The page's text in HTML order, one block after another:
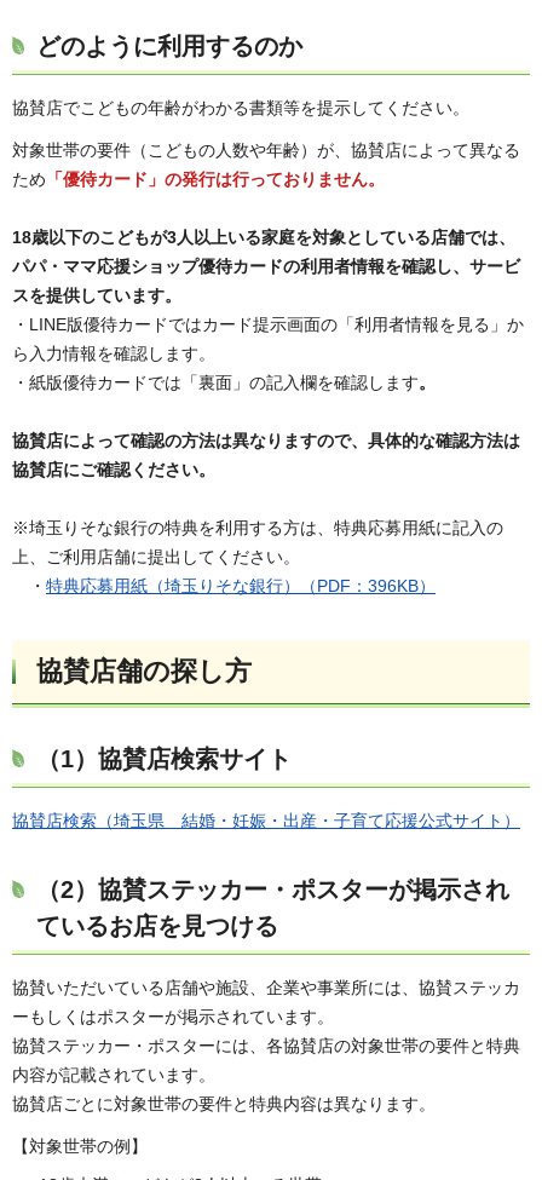
どのように利用するのか
協賛店でこどもの年齢がわかる書類等を提示してください。
対象世帯の要件（こどもの人数や年齢）が、協賛店によって異なる
ため 「優待カード」の発行は行っておりません。
18歳以下のこどもが3人以上いる家庭を対象としている店舗では、
パパ・ママ応援ショップ優待カードの利用者情報を確認し、サービ
スを提供しています。
・LINE版優待カードではカード提示画面の「利用者情報を見る」か
ら入力情報を確認します。
・紙版優待カードでは「裏面」の記入欄を確認します。
協賛店によって確認の方法は異なりますので、具体的な確認方法は
協賛店にご確認ください。
※埼玉りそな銀行の特典を利用する方は、特典応募用紙に記入の
上、ご利用店舗に提出してください。
・ 特典応募用紙（埼玉りそな銀行）（PDF：396KB）
協賛店舗の探し方
（1）協賛店検索サイト
協賛店検索（埼玉県 結婚・妊娠・出産・子育て応援公式サイト）
（2）協賛ステッカー・ポスターが掲示され
ているお店を見つける
協賛いただいている店舗や施設、企業や事業所には、協賛ステッカ
ーもしくはポスターが掲示されています。
協賛ステッカー・ポスターには、各協賛店の対象世帯の要件と特典
内容が記載されています。
協賛店ごとに対象世帯の要件と特典内容は異なります。
【対象世帯の例】